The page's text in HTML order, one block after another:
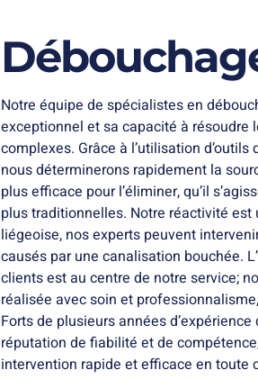
Notre équipe de spécialistes en
exceptionnel et sa capacité à
complexes. Grâce à l’utilisation
nous déterminerons rapidement la
plus efficace pour l’éliminer, qu’il
plus traditionnelles. Notre réactivité
liégeoise, nos experts peuvent
causés par une canalisation bouchée.
clients est au centre de notre service;
réalisée avec soin et
Forts de plusieurs années
réputation de fiabilité et de
intervention rapide et efficace en toute